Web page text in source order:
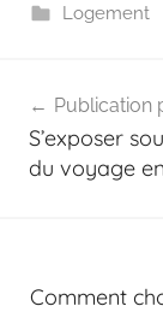
Logement
de
l’article
Publication
S’exposer
du voyage
Comment